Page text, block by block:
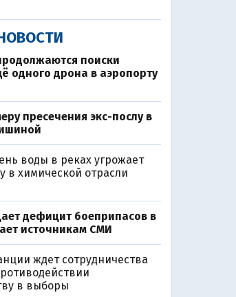
поиски
одного дрона в аэропорту
пресечения экс-послу в
воды в реках угрожает
в химической отрасли
дефицит боеприпасов в
источникам СМИ
ждет сотрудничества
в выборы